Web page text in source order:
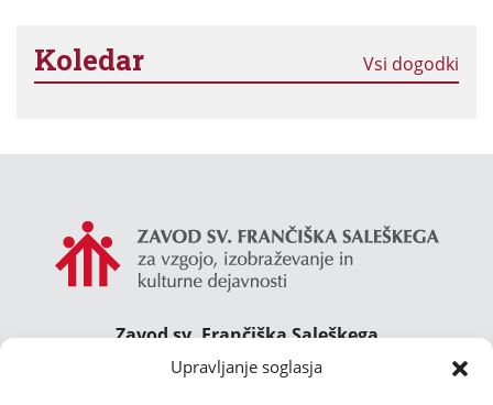
Upravljanje soglasja
Koledar Vsi dogodki
Zavod sv. Frančiška Saleškega
Gimnazija Želimlje ° Dom Janeza Boska ° Majcnov